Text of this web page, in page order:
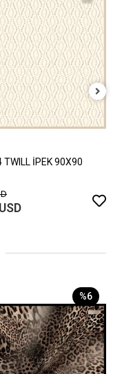
İPEK 90X90
%6